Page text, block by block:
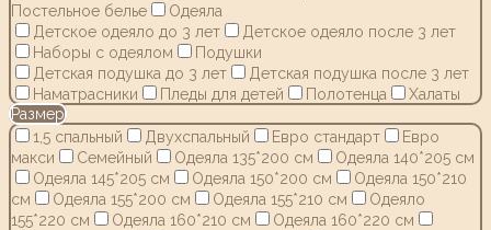
Постельное белье
Одеяла
Детское одеяло до 3 лет
Детское одеяло после 3 лет
Наборы с одеялом
Подушки
Детская подушка до 3 лет
Детская подушка после 3 лет
Наматрасники
Пледы для детей Полотенца
Халаты
Размер
1,5 спальный
Двухспальный Евро стандарт
Евро
макси
Семейный Одеяла 135*200 см
Одеяла 140*205 см
Одеяла 145*205 см
Одеяла 150*200 см
Одеяла 150*210
см
Одеяла 155*200 см Одеяла 155*210 см
Одеяло
155*220 см
Одеяла 160*210 см
Одеяла 160*220 см